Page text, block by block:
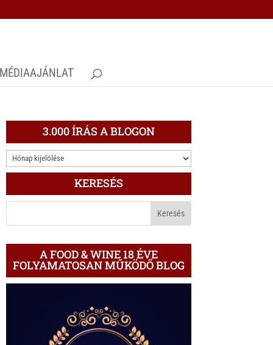
MÉDIAAJÁNLAT
3.000 ÍRÁS A BLOGON
3.000
ÍRÁS
BLOGON
KERESÉS
A FOOD & WINE 18 ÉVE
FOLYAMATOSAN MŰKÖDŐ BLOG